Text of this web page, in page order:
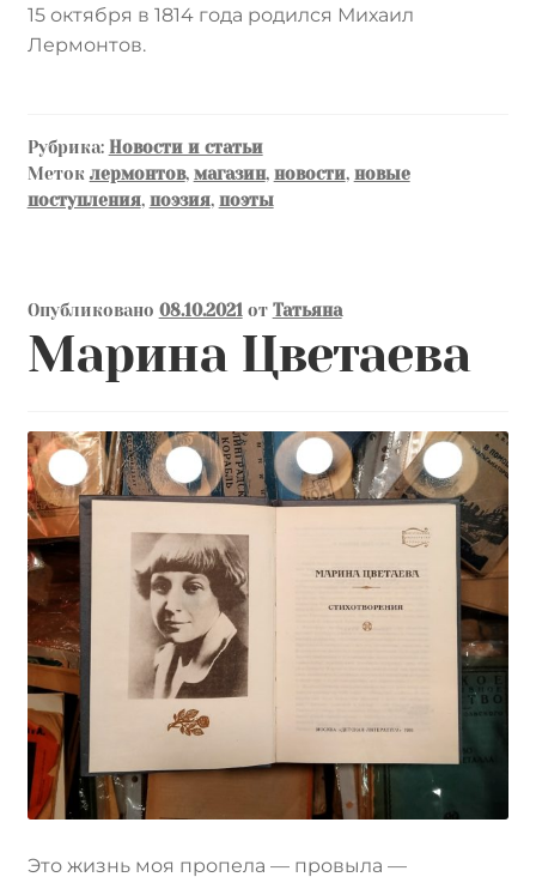
15 октября в 1814 года родился Михаил
Лермонтов.
Рубрика: Новости и статьи
Меток лермонтов, магазин, новости, новые
поступления, поэзия, поэты
Опубликовано 08.10.2021 от Татьяна
Марина Цветаева
Это жизнь моя пропела — провыла —